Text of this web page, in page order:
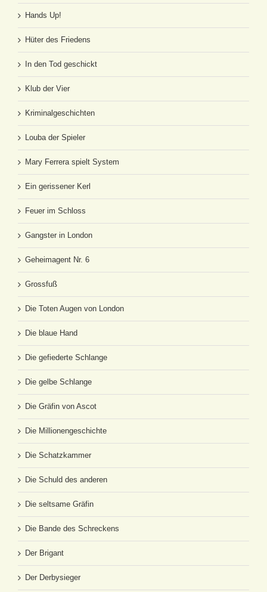
Hands Up!
Hüter des Friedens
In den Tod geschickt
Klub der Vier
Kriminalgeschichten
Louba der Spieler
Mary Ferrera spielt System
Ein gerissener Kerl
Feuer im Schloss
Gangster in London
Geheimagent Nr. 6
Grossfuß
Die Toten Augen von London
Die blaue Hand
Die gefiederte Schlange
Die gelbe Schlange
Die Gräfin von Ascot
Die Millionengeschichte
Die Schatzkammer
Die Schuld des anderen
Die seltsame Gräfin
Die Bande des Schreckens
Der Brigant
Der Derbysieger